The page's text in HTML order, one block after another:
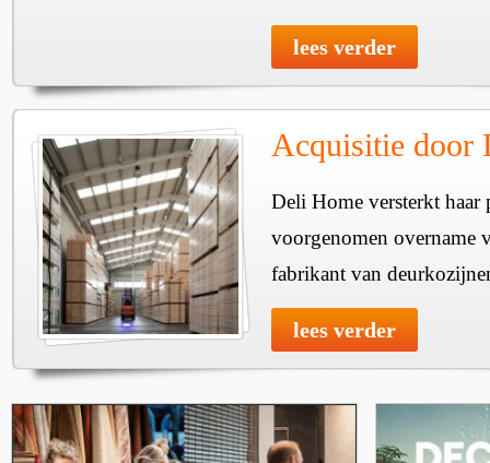
lees verder
Acquisitie door
Deli Home versterkt haar
voorgenomen overname
fabrikant van
lees verder